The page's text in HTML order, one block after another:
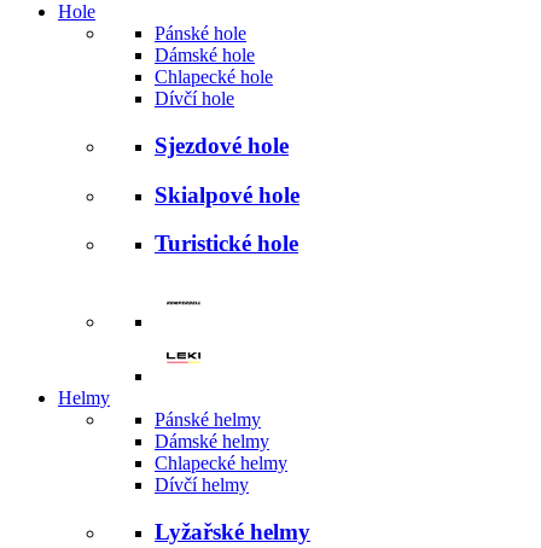
Hole
Pánské hole
Dámské hole
Chlapecké hole
Dívčí hole
Sjezdové hole
Skialpové hole
Turistické hole
Helmy
Pánské helmy
Dámské helmy
Chlapecké helmy
Dívčí helmy
Lyžařské helmy